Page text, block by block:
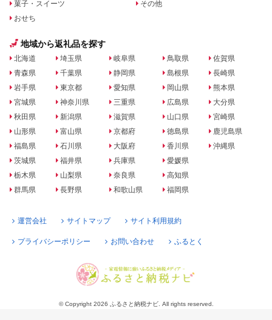
菓子・スイーツ
おせち
その他
地域から返礼品を探す
北海道
青森県
岩手県
宮城県
秋田県
山形県
福島県
茨城県
栃木県
群馬県
埼玉県
千葉県
東京都
神奈川県
新潟県
富山県
石川県
福井県
山梨県
長野県
岐阜県
静岡県
愛知県
三重県
滋賀県
京都府
大阪府
兵庫県
奈良県
和歌山県
鳥取県
島根県
岡山県
広島県
山口県
徳島県
香川県
愛媛県
高知県
福岡県
佐賀県
長崎県
熊本県
大分県
宮崎県
鹿児島県
沖縄県
運営会社 サイトマップ サイト利用規約
プライバシーポリシー お問い合わせ ふるとく
© Copyright 2026 ふるさと納税ナビ. All rights reserved.